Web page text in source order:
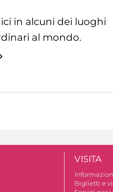
in alcuni dei luoghi
al mondo.
VISITA
Biglietti e